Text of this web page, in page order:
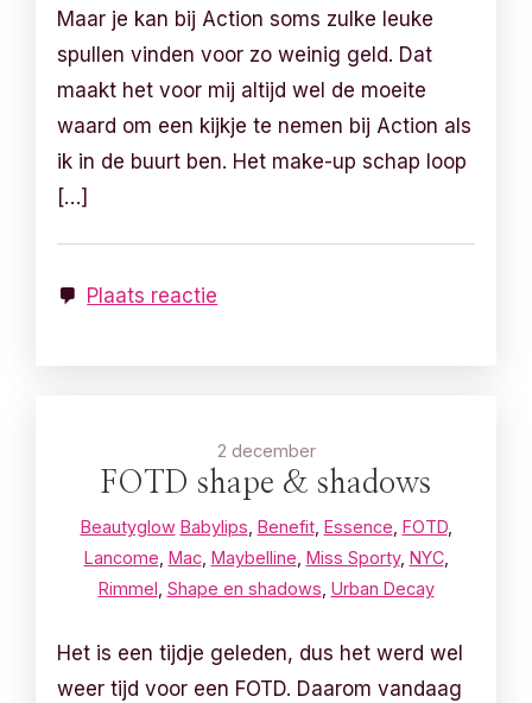
Maar je kan bij Action soms zulke leuke
spullen vinden voor zo weinig geld. Dat
maakt het voor mij altijd wel de moeite
waard om een kijkje te nemen bij Action als
ik in de buurt ben. Het make-up schap loop
[…]
Plaats reactie
2 december
FOTD shape & shadows
Beautyglow Babylips Benefit, Essence FOTD,
Lancome Mac, Maybelline Miss Sporty, NYC,
Rimmel Shape en shadows Urban Decay
Het is een tijdje geleden, dus het werd wel
weer tijd voor een FOTD. Daarom vandaag